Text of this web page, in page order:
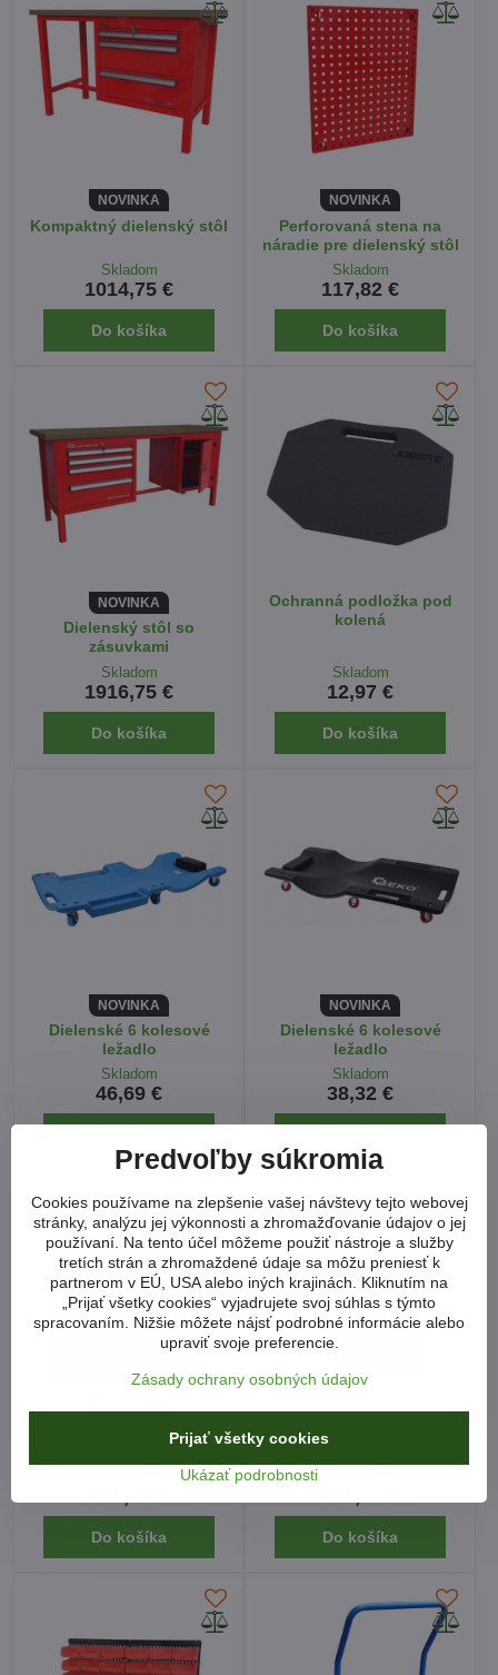
NOVINKA
Kompaktný dielenský stôl
Skladom
1014,75 €
Do košíka
NOVINKA
Perforovaná stena na
náradie pre dielenský stôl
Skladom
117,82 €
Do košíka
NOVINKA
Dielenský stôl so
zásuvkami
Skladom
1916,75 €
Do košíka
Ochranná podložka pod
kolená
Skladom
12,97 €
Do košíka
NOVINKA
Dielenské 6 kolesové
ležadlo
Skladom
46,69 €
NOVINKA
Dielenské 6 kolesové
ležadlo
Skladom
38,32 €
Perforovaná stena na
náradie 725 x 900 mm
Do košíka Do košíka
Predvoľby súkromia
Cookies používame na zlepšenie vašej návštevy tejto webovej
stránky, analýzu jej výkonnosti a zhromažďovanie údajov o jej
používaní. Na tento účel môžeme použiť nástroje a služby
tretích strán a zhromaždené údaje sa môžu preniesť k
partnerom v EÚ, USA alebo iných krajinách. Kliknutím na
„Prijať všetky cookies“ vyjadrujete svoj súhlas s týmto
spracovaním. Nižšie môžete nájsť podrobné informácie alebo
upraviť svoje preferencie.
Zásady ochrany osobných údajov
Ukázať podrobnosti
Prijať všetky cookies